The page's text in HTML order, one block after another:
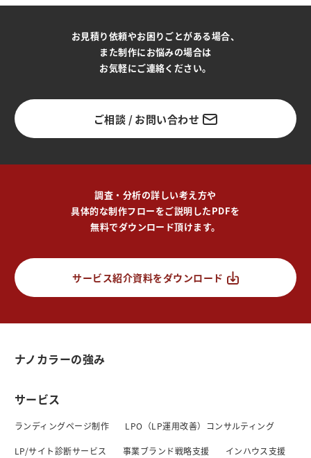
お見積り依頼やお困りごとがある場合、
また制作にお悩みの場合は
お気軽にご連絡ください。
ご相談 / お問い合わせ
調査・分析の詳しい考え方や
具体的な制作フローをご説明したPDFを
無料でダウンロード頂けます。
サービス紹介資料をダウンロード
ナノカラーの強み
サービス
ランディングページ制作 LPO（LP運用改善）コンサルティング
LP/サイト診断サービス 事業ブランド戦略支援 インハウス支援